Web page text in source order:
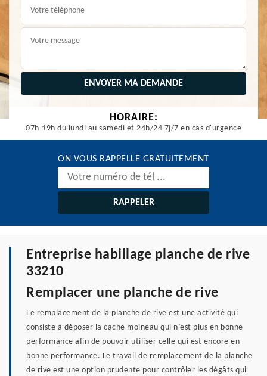
HORAIRE:
07h-19h du lundi au samedi et 24h/24 7j/7 en cas d'urgence
ON VOUS RAPPELLE GRATUITEMENT
Entreprise habillage planche de rive
33210
Remplacer une planche de rive
Le remplacement de la planche de rive est une activité qui
consiste à déposer la cache moineau qui n’est plus en bonne
performance afin de pouvoir utiliser celle qui est encore en
bonne performance. Le travail de remplacement de la planche
de rive est une option prudente pour contrôler les dégâts qui